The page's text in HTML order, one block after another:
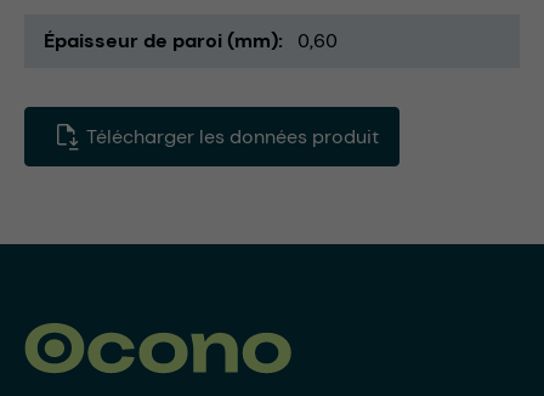
Épaisseur de paroi (mm) 0,60
Télécharger les données produit